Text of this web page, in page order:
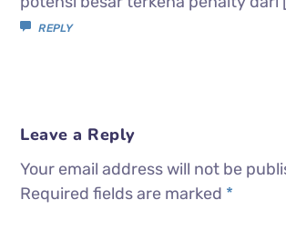
REPLY
Leave a Reply
Your email address will not be
Required fields are marked *